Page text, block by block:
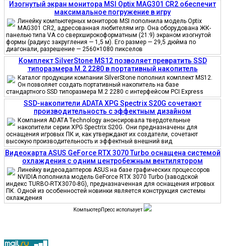
Изогнутый экран монитора MSI Optix MAG301 CR2 обеспечит
максимальное погружение в игру
Линейку компьютерных мониторов MSI пополнила модель Optix
MAG301 CR2, адресованная любителям игр. Она оборудована ЖК-
панелью типа VA со сверхширокоформатным (21:9) экраном изогнутой
формы (радиус закругления — 1,5 м). Его размер — 29,5 дюйма по
диагонали, разрешение — 2560×1080 пикселов
Комплект SilverStone MS12 позволяет превратить SSD
типоразмера M.2 2280 в портативный накопитель
Каталог продукции компании SilverStone пополнил комплект MS12.
Он позволяет создать портативный накопитель на базе
стандартного SSD типоразмера M.2 2280 с интерфейсом PCI Express
SSD-накопители ADATA XPG Spectrix S20G сочетают
производительность с эффектным дизайном
Компания ADATA Technology анонсировала твердотельные
накопители серии XPG Spectrix S20G. Они предназначены для
оснащения игровых ПК и, как утверждают их создатели, сочетают
высокую производительность и эффектный внешний вид
Видеокарта ASUS GeForce RTX 3070 Turbo оснащена системой
охлаждения с одним центробежным вентилятором
Линейку видеоадаптеров ASUS на базе графических процессоров
NVIDIA пополнила модель GeForce RTX 3070 Turbo (заводской
индекс TURBO-RTX3070-8G), предназначенная для оснащения игровых
ПК. Одной из особенностей новинки является конструкция системы
охлаждения
КомпьютерПресс использует